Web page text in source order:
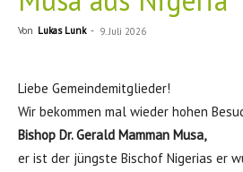
Von Lukas Lunk - 9. Juli 2026
Liebe Gemeindemitglieder!
Wir bekommen mal wieder hohen
Bishop Dr. Gerald Mamman Musa,
er ist der jüngste Bischof Nigerias er